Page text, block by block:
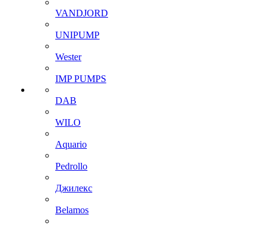
VANDJORD
UNIPUMP
Wester
IMP PUMPS
DAB
WILO
Aquario
Pedrollo
Джилекс
Belamos